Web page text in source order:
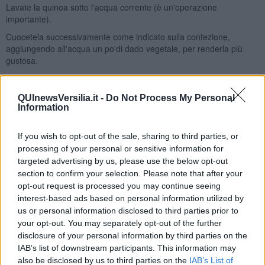
QUInewsVersilia.it - Do Not Process My Personal
Information
If you wish to opt-out of the sale, sharing to third parties, or
processing of your personal or sensitive information for
targeted advertising by us, please use the below opt-out
section to confirm your selection. Please note that after your
opt-out request is processed you may continue seeing
interest-based ads based on personal information utilized by
us or personal information disclosed to third parties prior to
your opt-out. You may separately opt-out of the further
disclosure of your personal information by third parties on the
IAB’s list of downstream participants. This information may
also be disclosed by us to third parties on the IAB’s List of
Lavate la quinoa sotto l'acqua corrente (è un'operazione
importante).
Cuocetela successivamente come indicato sulla confezione,
aggiungendo all'acqua un po'di dado vegetale, per renderla più
gustosa.
In una padella versate un filo di olio e le lenticchie che avrete
precedentemente stufato con uno spicchio di aglio e qualche fettina
di cipolla.
assorbito il brodo e il succo di lime.
Spegnete e lasciate riposare per qualche minuto, in modo che i
sapori si amalgamino.
Servite in un piatto fondo, guarnite con le scaglie di parmigiano e
una spolverata di pepe macinato al momento.
Rubina Rovini